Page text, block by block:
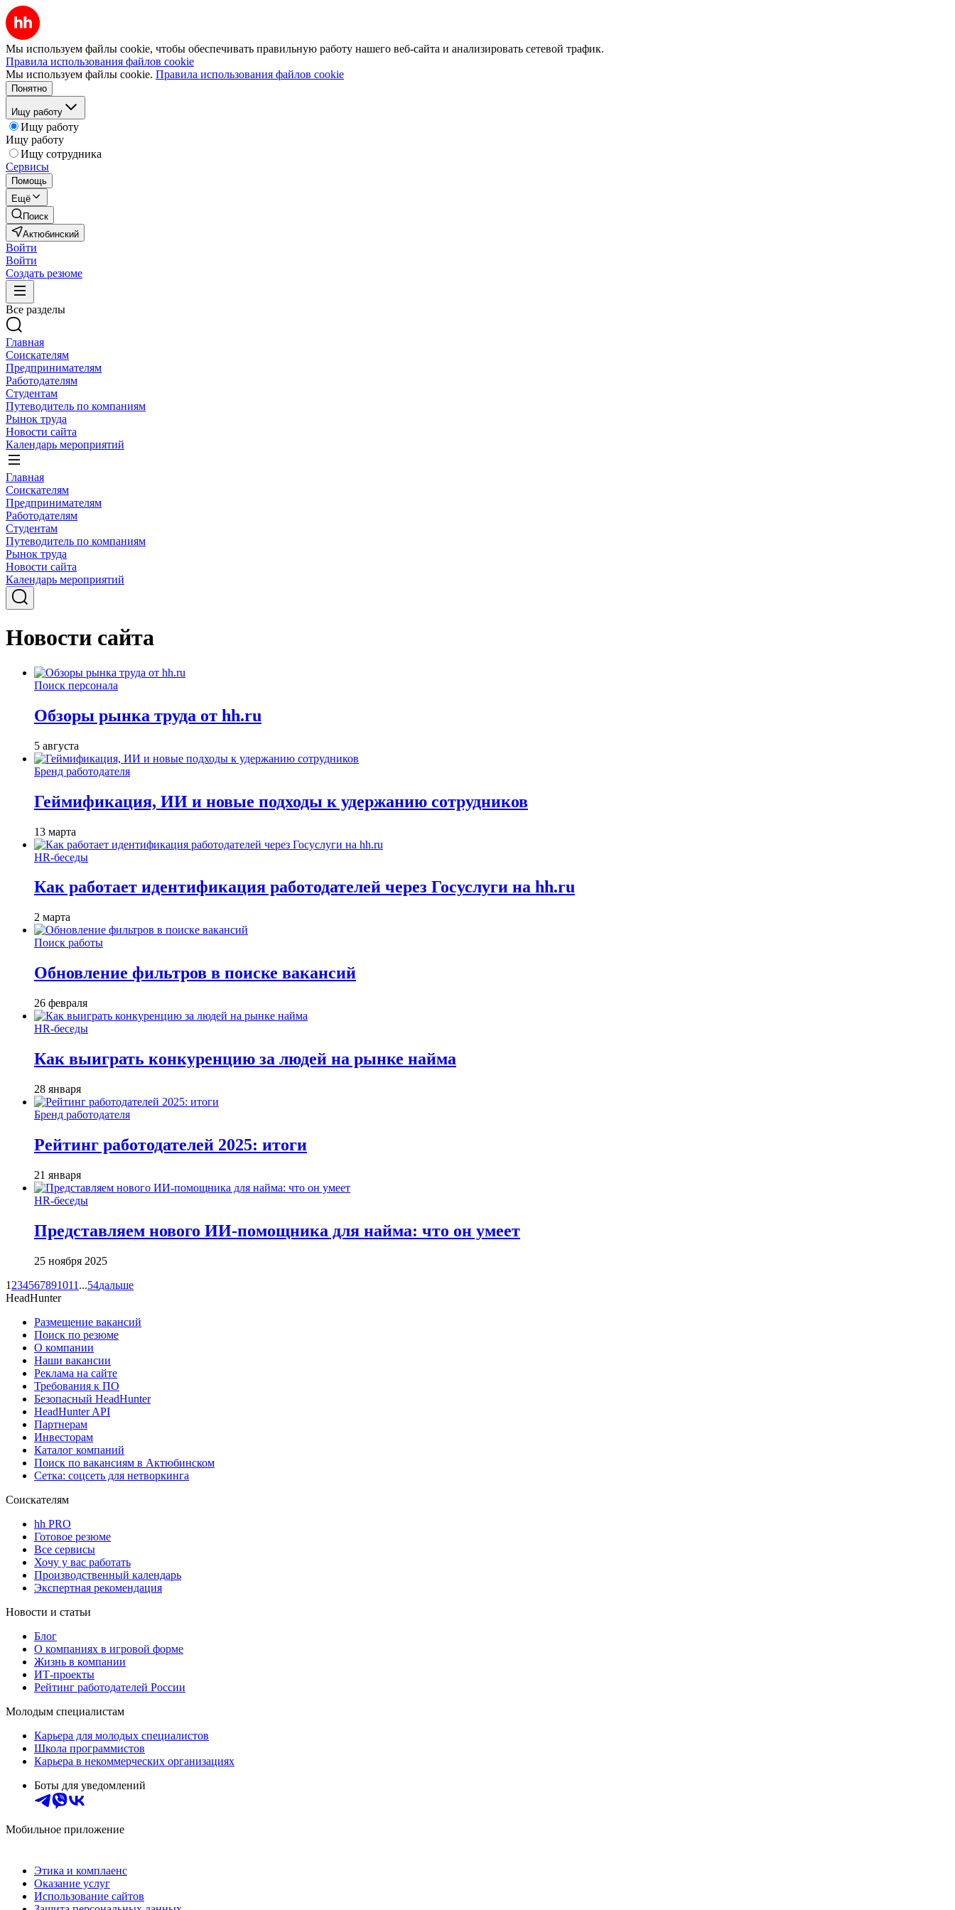
Мы используем файлы cookie, чтобы обеспечивать правильную работу нашего веб-сайта и анализировать сетевой трафик.
Правила использования файлов cookie
Мы используем файлы cookie. Правила использования файлов cookie
Понятно
Ищу работу
Ищу работу
Ищу работу
Ищу сотрудника
Сервисы
Помощь
Ещё
Поиск
Актюбинский
Войти
Войти
Создать резюме
Все разделы
Главная
Соискателям
Предпринимателям
Работодателям
Студентам
Путеводитель по компаниям
Рынок труда
Новости сайта
Календарь мероприятий
Главная
Соискателям
Предпринимателям
Работодателям
Студентам
Путеводитель по компаниям
Рынок труда
Новости сайта
Календарь мероприятий
Новости сайта
Поиск персонала
Обзоры рынка труда от hh.ru
5 августа
Бренд работодателя
Геймификация, ИИ и новые подходы к удержанию сотрудников
13 марта
HR-беседы
Как работает идентификация работодателей через Госуслуги на hh.ru
2 марта
Поиск работы
Обновление фильтров в поиске вакансий
26 февраля
HR-беседы
Как выиграть конкуренцию за людей на рынке найма
28 января
Бренд работодателя
Рейтинг работодателей 2025: итоги
21 января
HR-беседы
Представляем нового ИИ-помощника для найма: что он умеет
25 ноября 2025
1 234567891011 ...54дальше
HeadHunter
Размещение вакансий
Поиск по резюме
О компании
Наши вакансии
Реклама на сайте
Требования к ПО
Безопасный HeadHunter
HeadHunter API
Партнерам
Инвесторам
Каталог компаний
Поиск по вакансиям в Актюбинском
Сетка: соцсеть для нетворкинга
Соискателям
hh PRO
Готовое резюме
Все сервисы
Хочу у вас работать
Производственный календарь
Экспертная рекомендация
Новости и статьи
Блог
О компаниях в игровой форме
Жизнь в компании
ИТ-проекты
Рейтинг работодателей России
Молодым специалистам
Карьера для молодых специалистов
Школа программистов
Карьера в некоммерческих организациях
Боты для уведомлений
Мобильное приложение
Этика и комплаенс
Оказание услуг
Использование сайтов